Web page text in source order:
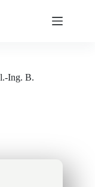
Ing. B.